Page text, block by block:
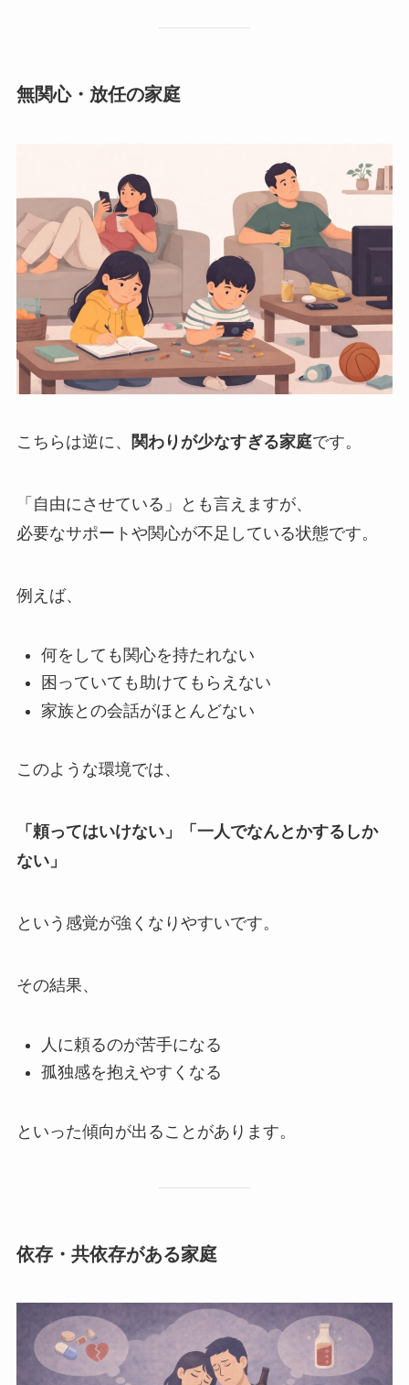
無関心・放任の家庭
こちらは逆に、 関わりが少なすぎる家庭です。
「自由にさせている」とも言えますが、
必要なサポートや関心が不足している状態です。
例えば、
何をしても関心を持たれない
困っていても助けてもらえない
家族との会話がほとんどない
このような環境では、
「頼ってはいけない」「一人でなんとかするしか
ない」
という感覚が強くなりやすいです。
その結果、
人に頼るのが苦手になる
孤独感を抱えやすくなる
といった傾向が出ることがあります。
依存・共依存がある家庭